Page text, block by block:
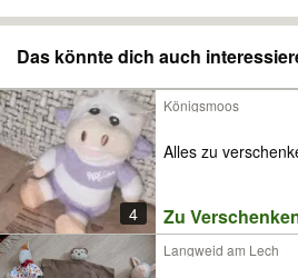
Das könnte dich auch
4
Königsmoos
Alles zu
Zu
Langweid am Lech